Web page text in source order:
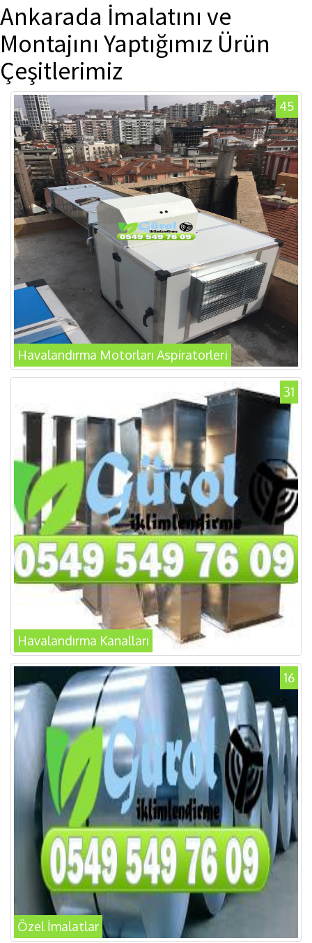
Ankarada İmalatını ve
Montajını Yaptığımız Ürün
Çeşitlerimiz
45
Havalandırma Motorları Aspiratorleri
31
Havalandırma Kanalları
16
Özel İmalatlar